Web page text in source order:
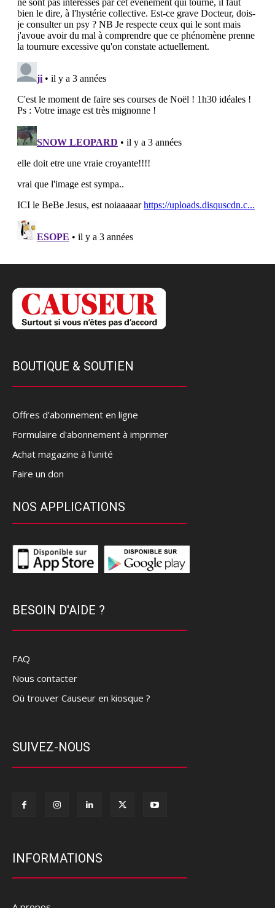
BOUTIQUE & SOUTIEN
Offres d’abonnement en ligne
Formulaire d'abonnement à imprimer
Achat magazine à l'unité
Faire un don
NOS APPLICATIONS
BESOIN D'AIDE ?
FAQ
Nous contacter
Où trouver Causeur en kiosque ?
SUIVEZ-NOUS
INFORMATIONS